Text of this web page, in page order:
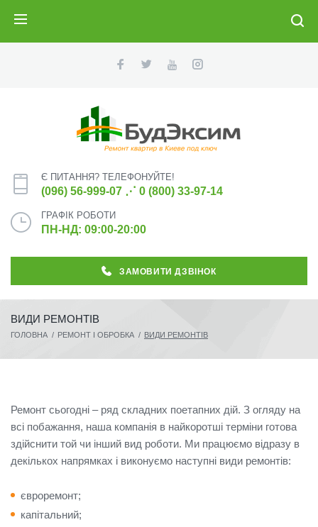
Є ПИТАННЯ? ТЕЛЕФОНУЙТЕ!
(096) 56-999-07 ⋰ 0 (800) 33-97-14
ГРАФІК РОБОТИ
ПН-НД: 09:00-20:00
ЗАМОВИТИ ДЗВІНОК
ВИДИ РЕМОНТІВ
ГОЛОВНА / РЕМОНТ І ОБРОБКА / ВИДИ РЕМОНТІВ
Ремонт сьогодні – ряд складних поетапних дій. З огляду на
всі побажання, наша компанія в найкоротші терміни готова
здійснити той чи інший вид роботи. Ми працюємо відразу в
декількох напрямках і виконуємо наступні види ремонтів:
євроремонт;
капітальний;